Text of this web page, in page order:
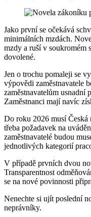
Jako první se očekává
minimálních mzdách.
mzdy a ruší v soukromém
dovolené.
Jen o trochu pomaleji se
výpovědi zaměstnavatele
zaměstnavatelům usnadní
Zaměstnanci mají navíc
Do roku 2026 musí Česká
třeba požadavek na
zaměstnavatelé budou
jednotlivých kategorií
V případě prvních dvou
Transparentnost
se na nové povinnosti
Nenechte si ujít poslední
neprávníky.